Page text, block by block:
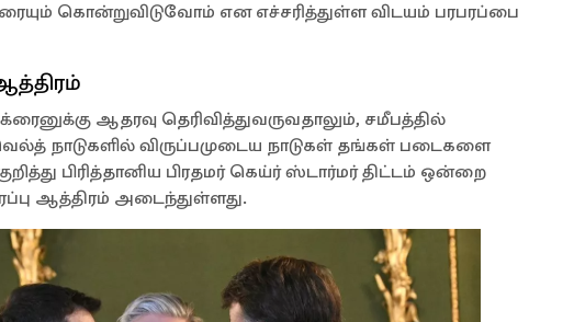
கொன்றுவிடுவோம் என எச்சரித்துள்ள விடயம் பரபரப்பை
ஆதரவு தெரிவித்துவருவதாலும், சமீபத்தில்
நாடுகளில் விருப்பமுடைய நாடுகள் தங்கள் படைகளை
பிரித்தானிய பிரதமர் கெய்ர் ஸ்டார்மர் திட்டம் ஒன்றை
ஆத்திரம் அடைந்துள்ளது.